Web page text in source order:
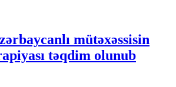
mütəxəssisin
təqdim olunub